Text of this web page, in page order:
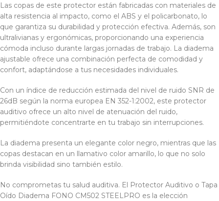
Las copas de este protector están fabricadas con materiales de
alta resistencia al impacto, como el ABS y el policarbonato, lo
que garantiza su durabilidad y protección efectiva. Además, son
ultralivianas y ergonómicas, proporcionando una experiencia
cómoda incluso durante largas jornadas de trabajo. La diadema
ajustable ofrece una combinación perfecta de comodidad y
confort, adaptándose a tus necesidades individuales.
Con un índice de reducción estimada del nivel de ruido SNR de
26dB según la norma europea EN 352-1:2002, este protector
auditivo ofrece un alto nivel de atenuación del ruido,
permitiéndote concentrarte en tu trabajo sin interrupciones.
La diadema presenta un elegante color negro, mientras que las
copas destacan en un llamativo color amarillo, lo que no solo
brinda visibilidad sino también estilo.
No comprometas tu salud auditiva. El Protector Auditivo o Tapa
Oído Diadema FONO CM502 STEELPRO es la elección